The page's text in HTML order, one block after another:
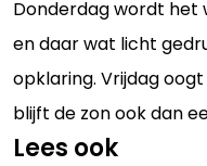
Donderdag wordt het
en daar wat licht
opklaring. Vrijdag
blijft de zon ook dan
Lees ook